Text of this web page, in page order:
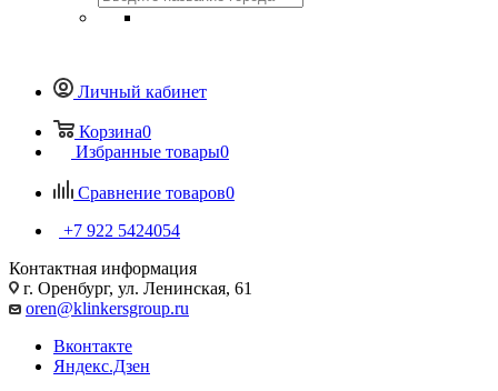
Личный кабинет
Корзина0
Избранные товары0
Сравнение товаров0
+7 922 5424054
Контактная информация
г. Оренбург, ул. Ленинская, 61
oren@klinkersgroup.ru
Вконтакте
Яндекс.Дзен